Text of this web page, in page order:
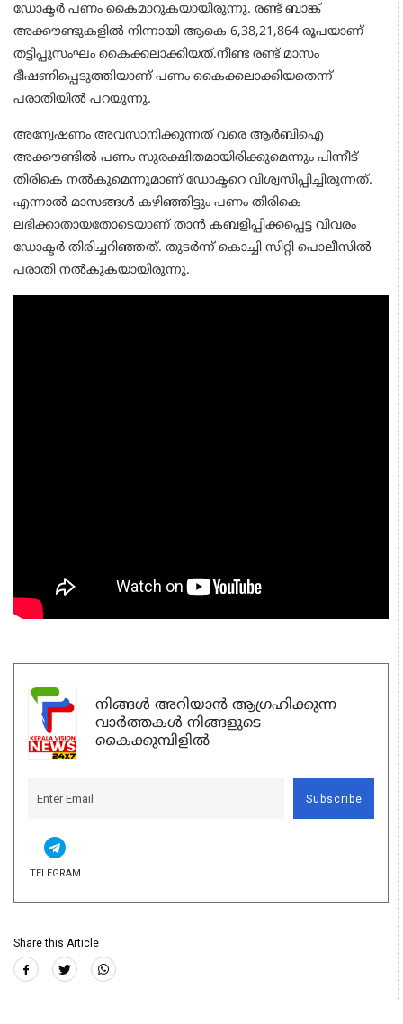
ഡോക്ടര്‍ പണം കൈമാറുകയായിരുന്നു. രണ്ട് ബാങ്ക്
അക്കൗണ്ടുകളില്‍ നിന്നായി ആകെ 6,38,21,864 രൂപയാണ്
തട്ടിപ്പുസംഘം കൈക്കലാക്കിയത്.നീണ്ട രണ്ട് മാസം
ഭീഷണിപ്പെടുത്തിയാണ് പണം കൈക്കലാക്കിയതെന്ന്
പരാതിയില്‍ പറയുന്നു.
അന്വേഷണം അവസാനിക്കുന്നത് വരെ ആര്‍ബിഐ
അക്കൗണ്ടില്‍ പണം സുരക്ഷിതമായിരിക്കുമെന്നും പിന്നീട്
തിരികെ നല്‍കുമെന്നുമാണ് ഡോക്ടറെ വിശ്വസിപ്പിച്ചിരുന്നത്.
എന്നാല്‍ മാസങ്ങള്‍ കഴിഞ്ഞിട്ടും പണം തിരികെ
ലഭിക്കാതായതോടെയാണ് താന്‍ കബളിപ്പിക്കപ്പെട്ട വിവരം
ഡോക്ടര്‍ തിരിച്ചറിഞ്ഞത്. തുടര്‍ന്ന് കൊച്ചി സിറ്റി പൊലീസില്‍
പരാതി നല്‍കുകയായിരുന്നു.
നിങ്ങൾ അറിയാൻ ആഗ്രഹിക്കുന്ന
വാർത്തകൾ നിങ്ങളുടെ
കൈക്കുമ്പിളിൽ
Subscribe
TELEGRAM
Share this Article